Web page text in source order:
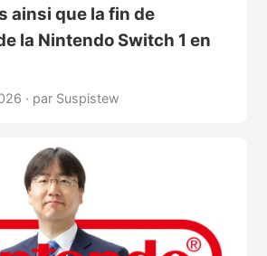
ainsi que la fin de
la Nintendo Switch 1 en
· par Suspistew